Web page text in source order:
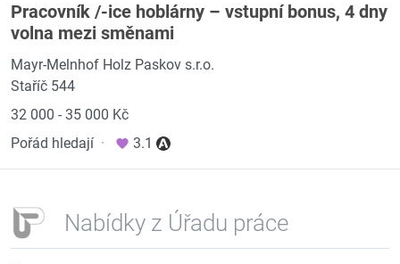
Pracovník /-ice hoblárny – vstupní bonus, 4 dny
volna mezi směnami
Mayr-Melnhof Holz Paskov s.r.o.
Staříč 544
32 000 - 35 000 Kč
Pořád hledají · 3.1
Nabídky z Úřadu práce